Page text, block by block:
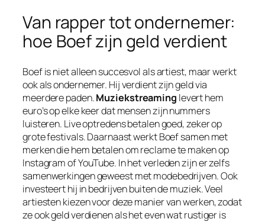
Van rapper tot ondernemer:
hoe Boef zijn geld verdient
Boef is niet alleen succesvol als artiest, maar werkt
ook als ondernemer. Hij verdient zijn geld via
meerdere paden.Muziekstreaming levert hem
euro’s op elke keer dat mensen zijn nummers
luisteren. Live optredens betalen goed, zeker op
grote festivals. Daarnaast werkt Boef samen met
merken die hem betalen om reclame te maken op
Instagram of YouTube. In het verleden zijn er zelfs
samenwerkingen geweest met modebedrijven. Ook
investeert hij in bedrijven buiten de muziek. Veel
artiesten kiezen voor deze manier van werken, zodat
ze ook geld verdienen als het even wat rustiger is